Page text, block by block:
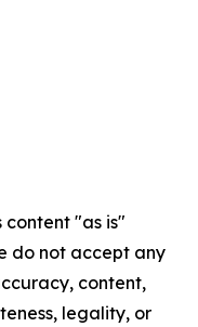
content "as is"
do not accept any
content,
legality, or